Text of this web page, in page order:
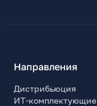
Направления
Дистрибьюция
ИТ-комплектующие